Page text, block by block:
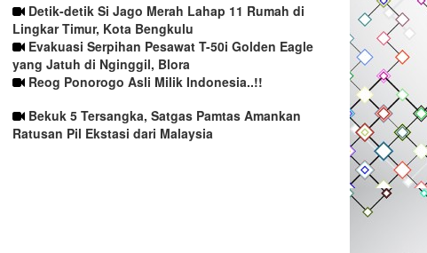
Detik-detik Si Jago Merah Lahap 11 Rumah di
Lingkar Timur, Kota Bengkulu
Evakuasi Serpihan Pesawat T-50i Golden Eagle
yang Jatuh di Nginggil, Blora
Reog Ponorogo Asli Milik Indonesia..!!
Bekuk 5 Tersangka, Satgas Pamtas Amankan
Ratusan Pil Ekstasi dari Malaysia